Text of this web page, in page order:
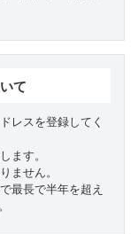
て
レスを登録してく
ます。
ません。
最長で半年を超え